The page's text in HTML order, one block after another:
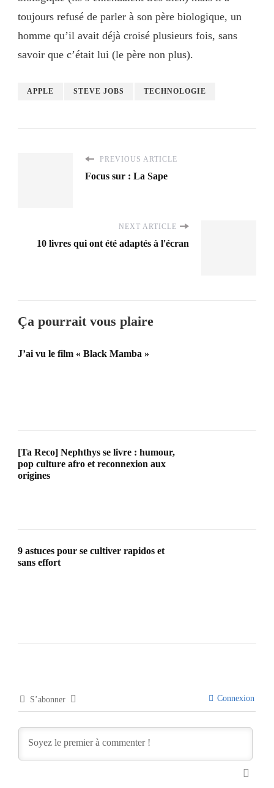
toujours refusé de parler à son père biologique, un
homme qu’il avait déjà croisé plusieurs fois, sans
savoir que c’était lui (le père non plus).
APPLE STEVE JOBS TECHNOLOGIE
PREVIOUS ARTICLE
Focus sur : La Sape
NEXT ARTICLE
10 livres qui ont été adaptés à l'écran
Ça pourrait vous plaire
J’ai vu le film « Black Mamba »
[Ta Reco] Nephthys se livre : humour,
pop culture afro et reconnexion aux
origines
9 astuces pour se cultiver rapidos et
sans effort
S’abonner Connexion